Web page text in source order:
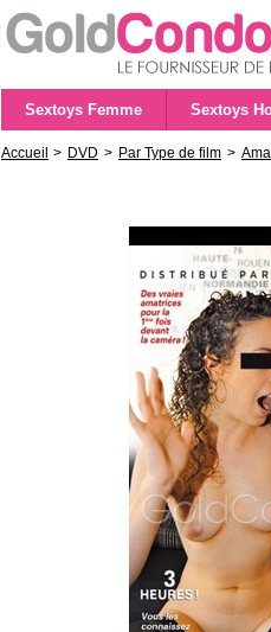
Sextoys Femme Sextoys
Accueil > DVD > Par Type de film >